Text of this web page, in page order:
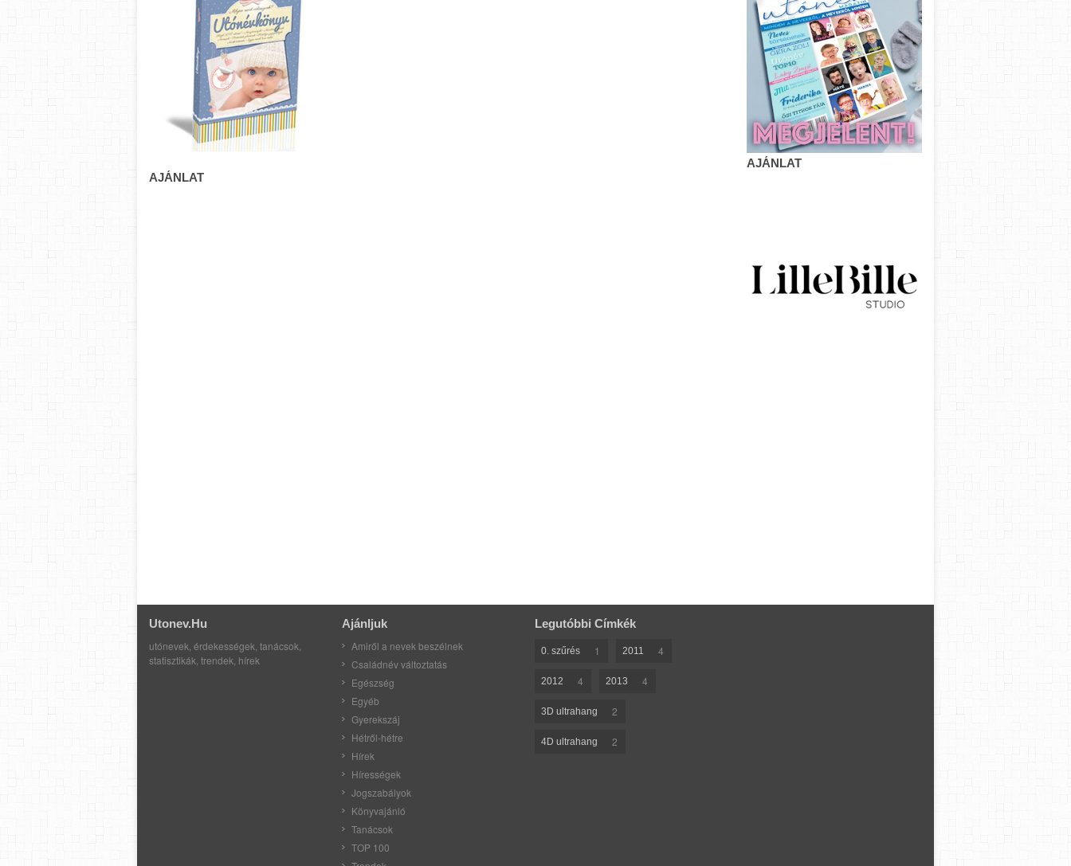
AJÁNLAT
AJÁNLAT
Utonev.hu
utónevek, érdekességek, tanácsok,
statisztikák, trendek, hírek
Ajánljuk
Amiről a nevek beszélnek
Családnév változtatás
Egészség
Egyéb
Gyerekszáj
Hétről-hétre
Hírek
Hírességek
Jogszabályok
Könyvajánló
Tanácsok
TOP 100
Legutóbbi Címkék
0. szűrés 1 2011 4
2012 4 2013 4
3D ultrahang 2
4D ultrahang 2